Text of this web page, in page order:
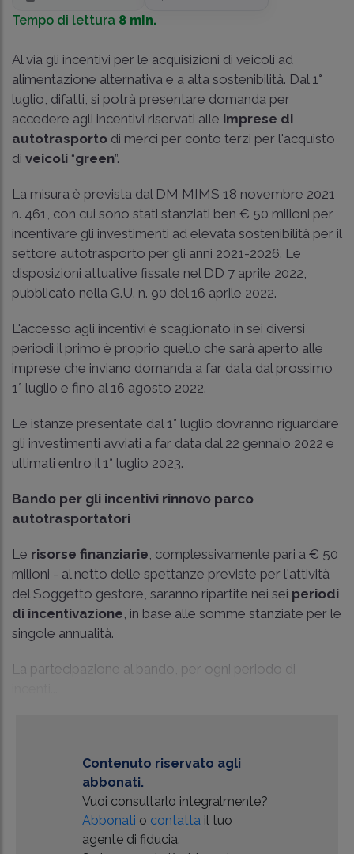
Tempo di lettura 8 min.
Al via gli incentivi per le acquisizioni di veicoli ad
alimentazione alternativa e a alta sostenibilità. Dal 1°
luglio, difatti, si potrà presentare domanda per
accedere agli incentivi riservati alle imprese di
autotrasporto di merci per conto terzi per l'acquisto
di veicoli “green”.
La misura è prevista dal DM MIMS 18 novembre 2021
n. 461, con cui sono stati stanziati ben € 50 milioni per
incentivare gli investimenti ad elevata sostenibilità per il
settore autotrasporto per gli anni 2021-2026. Le
disposizioni attuative fissate nel DD 7 aprile 2022,
pubblicato nella G.U. n. 90 del 16 aprile 2022.
L'accesso agli incentivi è scaglionato in sei diversi
periodi il primo è proprio quello che sarà aperto alle
imprese che inviano domanda a far data dal prossimo
1° luglio e fino al 16 agosto 2022.
Le istanze presentate dal 1° luglio dovranno riguardare
gli investimenti avviati a far data dal 22 gennaio 2022 e
ultimati entro il 1° luglio 2023.
Bando per gli incentivi rinnovo parco
autotrasportatori
Le risorse finanziarie , complessivamente pari a € 50
milioni - al netto delle spettanze previste per l'attività
del Soggetto gestore, saranno ripartite nei sei periodi
di incentivazione , in base alle somme stanziate per le
singole annualità.
La partecipazione al bando, per ogni periodo di
Contenuto riservato agli
abbonati.
Vuoi consultarlo integralmente?
Abbonati o contattail tuo
agente di fiducia.